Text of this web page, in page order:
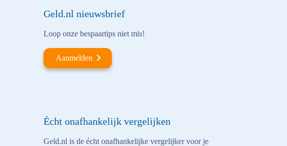
Geld.nl nieuwsbrief
Loop onze bespaartips niet mis!
Aanmelden
Écht onafhankelijk vergelijken
Geld.nl is de écht onafhankelijke vergelijker voor je